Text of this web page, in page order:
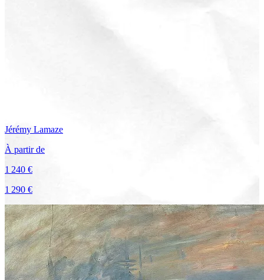
Jérémy Lamaze
À partir de
1 240 €
1 290 €
Voir le voyage